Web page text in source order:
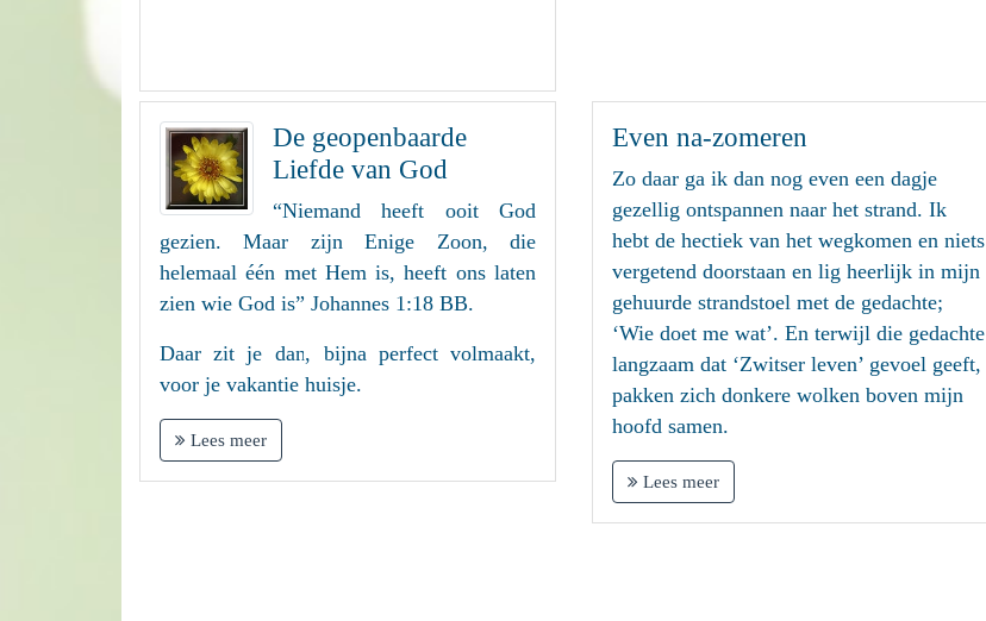
De geopenbaarde
Liefde van God
“Niemand heeft ooit God
gezien. Maar zijn Enige Zoon, die
helemaal één met Hem is, heeft ons laten
zien wie God is” Johannes 1:18 BB.
Daar zit je dan, bijna perfect volmaakt,
voor je vakantie huisje.
Lees meer
Even na-zomeren
Zo daar ga ik dan nog even een dagje
gezellig ontspannen naar het strand. Ik
hebt de hectiek van het wegkomen en niets
vergetend doorstaan en lig heerlijk in mijn
gehuurde strandstoel met de gedachte;
‘Wie doet me wat’. En terwijl die gedachte
langzaam dat ‘Zwitser leven’ gevoel geeft,
pakken zich donkere wolken boven mijn
hoofd samen.
Lees meer